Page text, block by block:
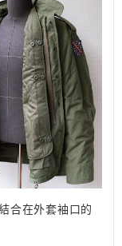
合在外套袖口的